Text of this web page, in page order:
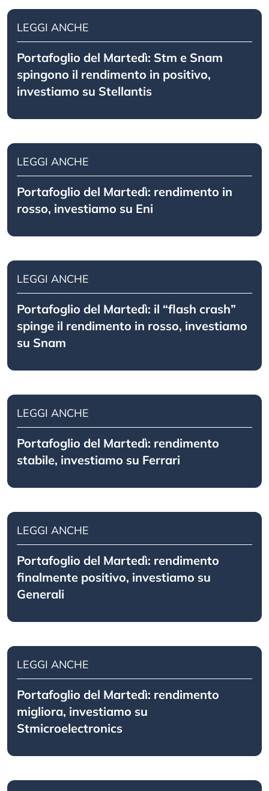
LEGGI ANCHE
Portafoglio del Martedì: Stm e Snam
spingono il rendimento in positivo,
investiamo su Stellantis
LEGGI ANCHE
Portafoglio del Martedì: rendimento in
rosso, investiamo su Eni
LEGGI ANCHE
Portafoglio del Martedì: il “flash crash”
spinge il rendimento in rosso, investiamo
su Snam
LEGGI ANCHE
Portafoglio del Martedì: rendimento
stabile, investiamo su Ferrari
LEGGI ANCHE
Portafoglio del Martedì: rendimento
finalmente positivo, investiamo su
Generali
LEGGI ANCHE
Portafoglio del Martedì: rendimento
migliora, investiamo su
Stmicroelectronics